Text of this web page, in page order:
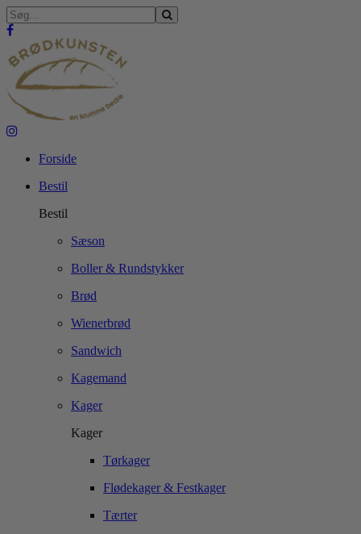
Forside
Bestil
Bestil
Sæson
Boller & Rundstykker
Brød
Wienerbrød
Sandwich
Kagemand
Kager
Kager
Tørkager
Flødekager & Festkager
Tærter